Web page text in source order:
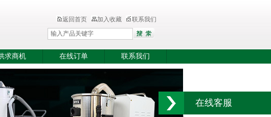
返回首页 加入收藏 联系我们
求商机 在线订单 联系我们
在线客服